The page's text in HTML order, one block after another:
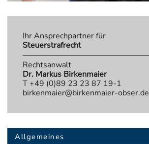
Ihr Ansprechpartner für
Steuerstrafrecht
Rechtsanwalt
Dr. Markus Birkenmaier
T +49 (0)89 23 23 87 19-1
birkenmaier@birkenmaier-obser.de
Allgemeines